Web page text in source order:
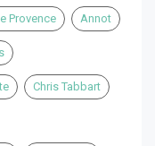
Provence Annot
Chris Tabbart